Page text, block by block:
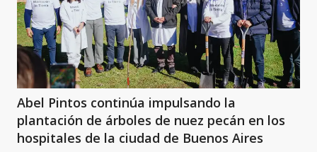
Abel Pintos continúa impulsando la
plantación de árboles de nuez pecán en los
hospitales de la ciudad de Buenos Aires